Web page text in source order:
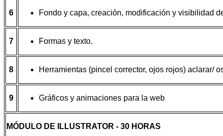
6 Fondo y capa, creación, modificación y visibilidad
7 Formas y texto.
8 Herramientas (pincel corrector, ojos rojos) aclarar/
9 Gráficos y animaciones para la web
MÓDULO DE ILLUSTRATOR - 30 HORAS